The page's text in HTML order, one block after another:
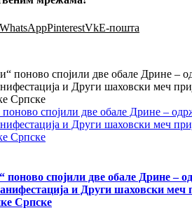
WhatsAppPinterestVkЕ-пошта
спојили две обале Дрине –
и Други шаховски меч
Српске
поново спојили две обале Дрине –
и Други шаховски меч
Српске